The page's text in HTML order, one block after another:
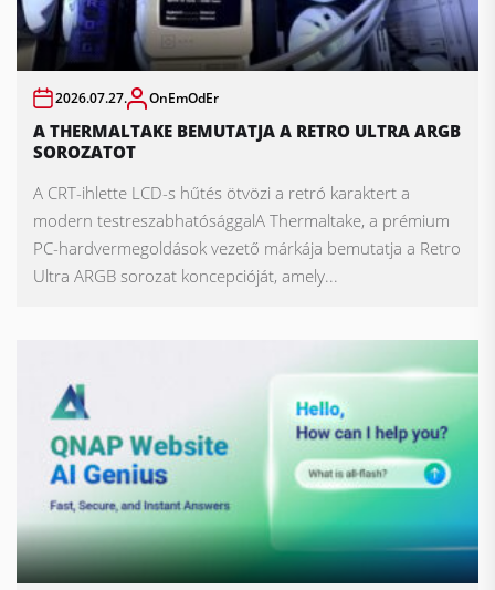
2026.07.27. OnEmOdEr
A THERMALTAKE BEMUTATJA A RETRO ULTRA ARGB
SOROZATOT
A CRT-ihlette LCD-s hűtés ötvözi a retró karaktert a
modern testreszabhatósággalA Thermaltake, a prémium
PC-hardvermegoldások vezető márkája bemutatja a Retro
Ultra ARGB sorozat koncepcióját, amely...